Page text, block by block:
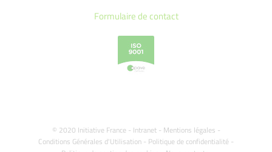
Formulaire de contact
© 2020 Initiative France - Intranet- Mentions légales -
Conditions Générales d'Utilisation - Politique de confidentialité -